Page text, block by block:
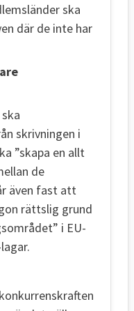
ska
där de inte har
skrivningen i
”skapa en allt
de
även fast att
rättslig grund
i EU-